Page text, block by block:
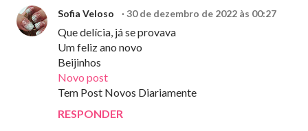
Sofia Veloso 30 de dezembro de 2022 às 00:27
Que delícia, já se provava
Um feliz ano novo
Beijinhos
Novo post
Tem Post Novos Diariamente
RESPONDER